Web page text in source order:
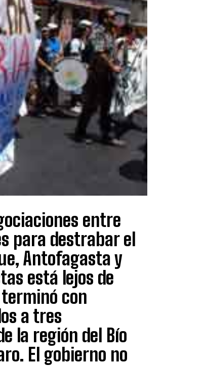
entre
para destrabar el
Antofagasta y
está lejos de
con
a tres
la región del Bío
El gobierno no